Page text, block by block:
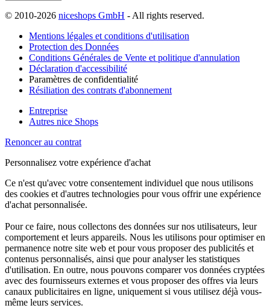
© 2010-2026 niceshops GmbH - All rights reserved.
Mentions légales et conditions d'utilisation
Protection des Données
Conditions Générales de Vente et politique d'annulation
Déclaration d'accessibilité
Paramètres de confidentialité
Résiliation des contrats d'abonnement
Entreprise
Autres nice Shops
Renoncer au contrat
Personnalisez votre expérience d'achat
Ce n'est qu'avec votre consentement individuel que nous utilisons
des cookies et d'autres technologies pour vous offrir une expérience
d'achat personnalisée.
Pour ce faire, nous collectons des données sur nos utilisateurs, leur
comportement et leurs appareils. Nous les utilisons pour optimiser en
permanence notre site web et pour vous proposer des publicités et
contenus personnalisés, ainsi que pour analyser les statistiques
d'utilisation. En outre, nous pouvons comparer vos données cryptées
avec des fournisseurs externes et vous proposer des offres via leurs
canaux publicitaires en ligne, uniquement si vous utilisez déjà vous-
même leurs services.